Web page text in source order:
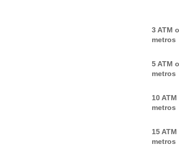
3 ATM
metros
5 ATM
metros
10
metros
15
metros